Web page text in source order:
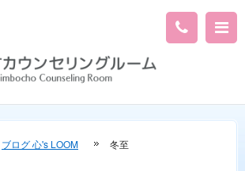
ブログ 心's LOOM 冬至